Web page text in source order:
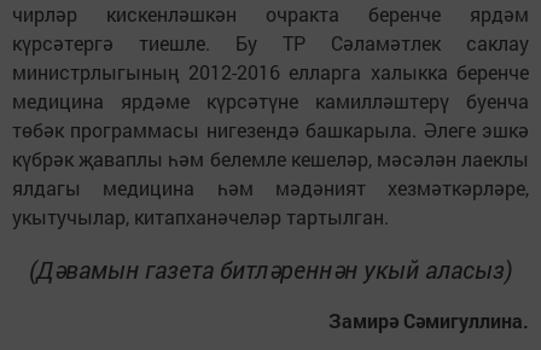
чирләр кискенләшкән очракта беренче ярдәм
күрсәтергә тиешле. Бу ТР Сәламәтлек саклау
министрлыгының 2012-2016 елларга халыкка беренче
медицина ярдәме күрсәтүне камилләштерү буенча
төбәк программасы нигезендә башкарыла. Әлеге эшкә
күбрәк җаваплы һәм белемле кешеләр, мәсәлән лаеклы
ялдагы медицина һәм мәдәният хезмәткәрләре,
укытучылар, китапханәчеләр тартылган.
(Дәвамын газета битләреннән укый аласыз)
Замирә Сәмигуллина.